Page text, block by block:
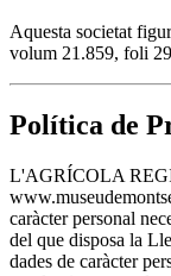
Aquesta societat
volum 21.859, foli
Política de
L'AGRÍCOLA
caràcter personal
del que disposa la
dades de caràcter